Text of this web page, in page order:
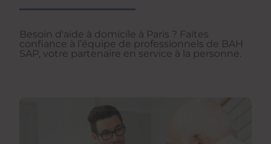
Besoin d'aide à domicile à Paris ? Faites
confiance à l’équipe de professionnels de BAH
SAP, votre partenaire en service à la personne.